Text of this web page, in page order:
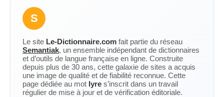
S
Le site Le-Dictionnaire.com fait partie du réseau
Semantiak, un ensemble indépendant de dictionnaires
et d’outils de langue française en ligne. Construite
depuis plus de 30 ans, cette galaxie de sites a acquis
une image de qualité et de fiabilité reconnue. Cette
page dédiée au mot lyre s’inscrit dans un travail
régulier de mise à jour et de vérification éditoriale.